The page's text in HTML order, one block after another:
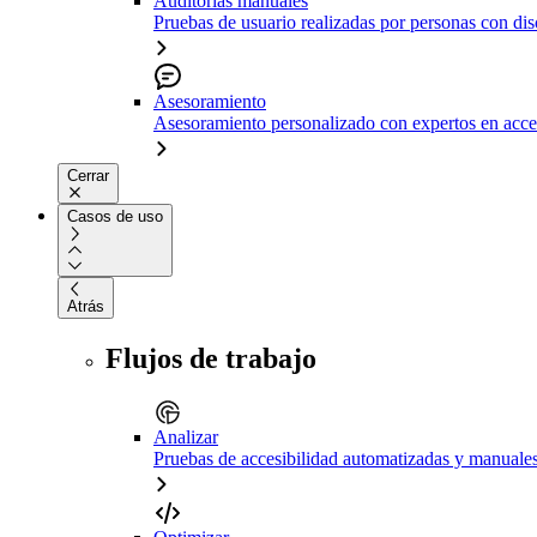
Pruebas de usuario realizadas por personas con
Asesoramiento
Asesoramiento personalizado con expertos en
Cerrar
Casos de uso
Atrás
Flujos de trabajo
Analizar
Pruebas de accesibilidad automatizadas y